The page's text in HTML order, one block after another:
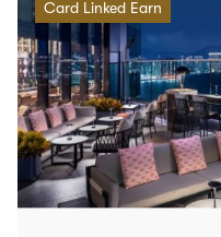
Card Linked Earn